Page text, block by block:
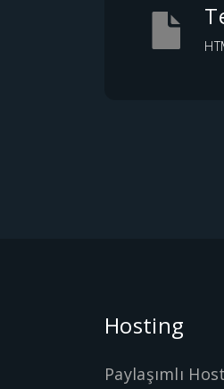
Hosting
Paylaşımlı